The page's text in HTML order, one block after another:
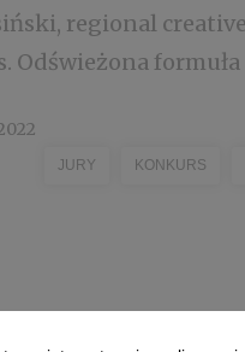
regional
Odświeżona
JURY KONKURS